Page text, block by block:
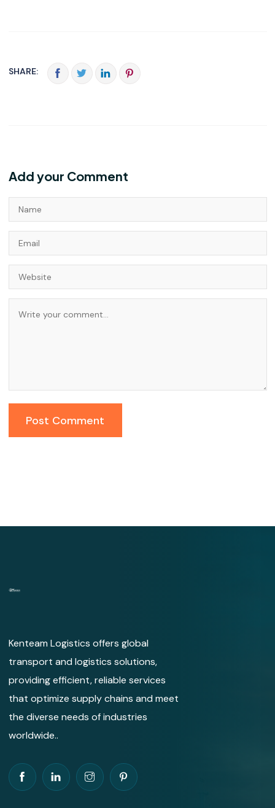
SHARE:
Add your Comment
Kenteam Logistics offers global
transport and logistics solutions,
providing efficient, reliable services
that optimize supply chains and meet
the diverse needs of industries
worldwide..